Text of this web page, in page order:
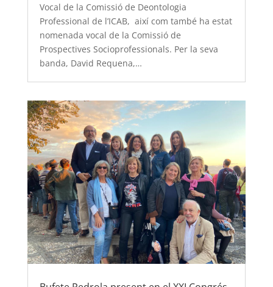
Vocal de la Comissió de Deontologia
Professional de l’ICAB, així com també ha estat
nomenada vocal de la Comissió de
Prospectives Socioprofessionals. Per la seva
banda, David Requena,…